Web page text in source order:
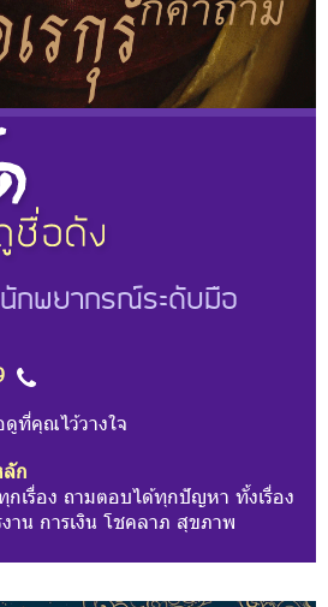
กพยากรณ์ระดับมือ
ที่คุณไว้วางใจ
ก
เรื่อง ถามตอบได้ทุกปัญหา ทั้งเรื่อง
าน การเงิน โชคลาภ สุขภาพ